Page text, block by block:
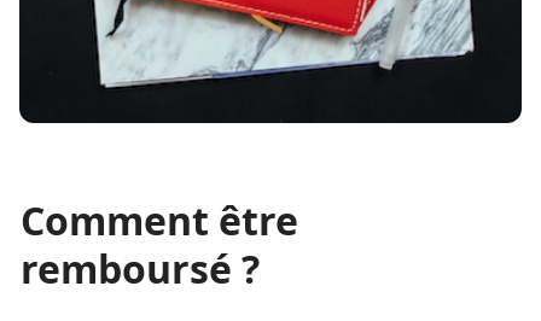
Comment être
remboursé ?